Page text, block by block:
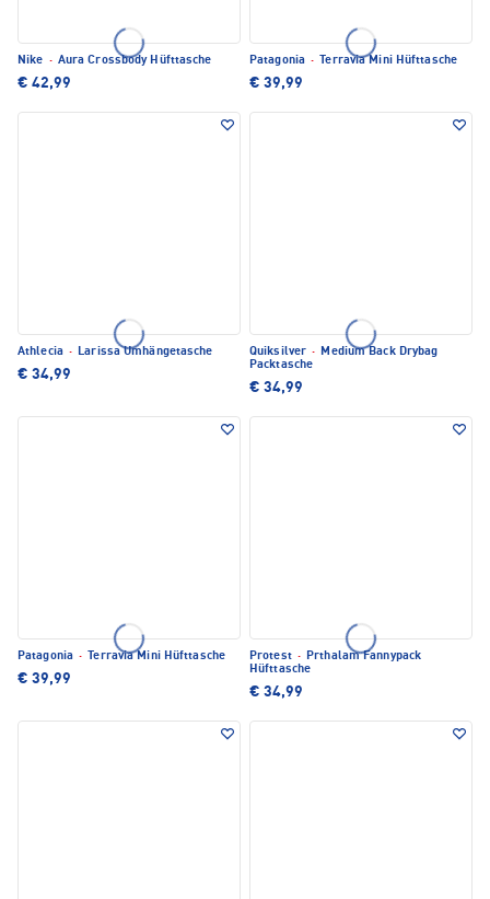
Nike · Aura Crossbody Hüfttasche
€ 42,99
Patagonia · Terravia Mini Hüfttasche
€ 39,99
Athlecia · Larissa Umhängetasche
€ 34,99
Quiksilver · Medium Back Drybag
Packtasche
€ 34,99
Patagonia · Terravia Mini Hüfttasche
€ 39,99
Protest · Prthalam Fannypack
Hüfttasche
€ 34,99